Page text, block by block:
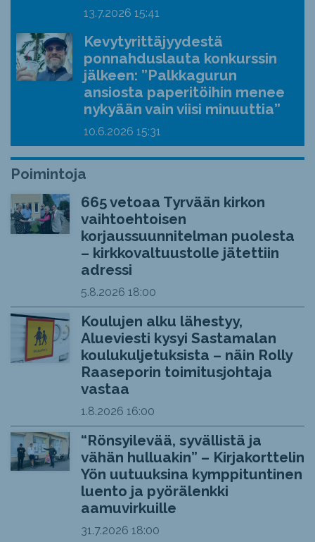
13.7.2026 15:41
Kevytyrittäjyydestä
ponnahduslauta konkurssin
jälkeen: ”Palkkagurun
ansiosta paperitöihin menee
nykyään vain viisi minuuttia”
10.6.2026 15:31
Poimintoja
665 vetoaa Tyrvään kirkon
vaihtoehtoisen
korjaussuunnitelman puolesta
– kirkkovaltuustolle jätettiin
adressi
5.8.2026 18:00
Koulujen alku lähestyy,
Alueviesti kysyi Sastamalan
koulukuljetuksista – näin Rolly
Raaseporin toimitusjohtaja
vastaa
1.8.2026 16:00
“Rönsyilevää, syvällistä ja
vähän hulluakin” – Kirjakorttelin
Yön uutuuksina kymppituntinen
luento ja pyörälenkki
aamuvirkuille
31.7.2026 18:00